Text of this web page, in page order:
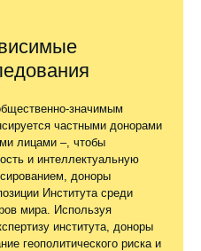
значимым
частными донорами
лицами –, чтобы
и интеллектуальную
доноры
Института среди
мира. Используя
института, доноры
геополитического риска и